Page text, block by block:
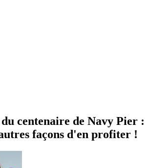
centenaire de Navy Pier :
façons d'en profiter !